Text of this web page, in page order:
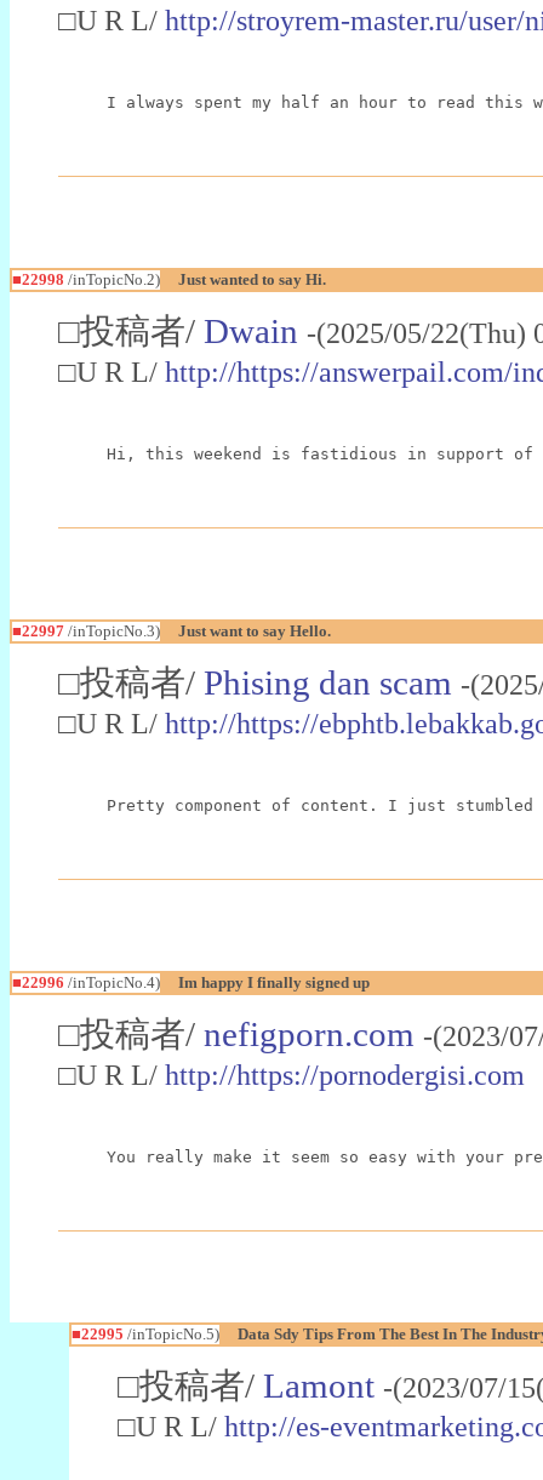
□U R L/ http://stroyrem-master.ru/user/
I always spent my half an hour to read
■22998 /inTopicNo.2) Just wanted to say Hi.
□投稿者/ Dwain -(2025/05/
□U R L/ http://https://answerpail.com/
Hi, this weekend is fastidious in support of
■22997 /inTopicNo.3) Just want to say Hello.
□投稿者/ Phising dan scam -
□U R L/ http://https://
Pretty component of content. I just
■22996 /inTopicNo.4) Im happy I finally signed up
□投稿者/ nefigporn.com -(2023/
□U R L/ http://https://pornodergisi.com
You really make it seem so easy with your
■22995 /inTopicNo.5) Data Sdy Tips From The Best In The
□投稿者/ Lamont -(2023/07/
□U R L/ http://es-